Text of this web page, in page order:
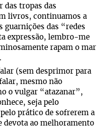
tropas das
livros, continuamos a
guarnições das “redes
expressão, lembro-me
rapam o mar
(sem desprimor para
mesmo não
o vulgar “atazanar”,
seja pelo
prático de sofrerem a
devota ao melhoramento